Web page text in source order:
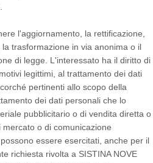
l'aggiornamento, la rettificazione,
trasformazione in via anonima o il
di legge. L'interessato ha il diritto di
legittimi, al trattamento dei dati
pertinenti allo scopo della
dei dati personali che lo
pubblicitario o di vendita diretta o
o di comunicazione
essere esercitati, anche per il
richiesta rivolta a SISTINA NOVE